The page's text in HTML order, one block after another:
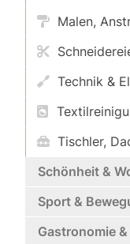
Malen,
Technik &
Tischler,
Schönheit &
Sport &
Gastronomie